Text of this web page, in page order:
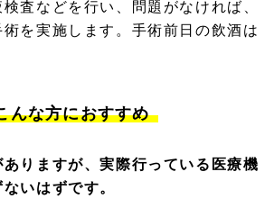
査などを行い、問題がなければ、
を実施します。手術前日の飲酒は
んな方におすすめ
りますが、実際行っている医療機
いはずです。